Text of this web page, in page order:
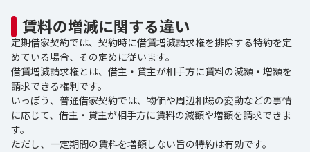
賃料の増減に関する違い
定期借家契約では、契約時に借賃増減請求権を排除する特約を定
めている場合、その定めに従います。
借賃増減請求権とは、借主・貸主が相手方に賃料の減額・増額を
請求できる権利です。
いっぽう、普通借家契約では、物価や周辺相場の変動などの事情
に応じて、借主・貸主が相手方に賃料の減額や増額を請求できま
す。
ただし、一定期間の賃料を増額しない旨の特約は有効です。